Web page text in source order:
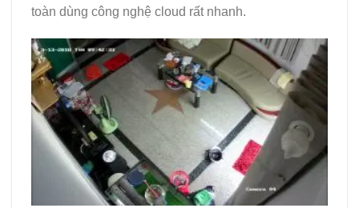
toàn dùng công nghệ cloud rất nhanh.